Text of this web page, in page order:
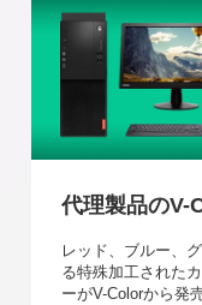
代理製品のV-
レッド、ブルー、
る特殊加工された
ーがV-Colorから発